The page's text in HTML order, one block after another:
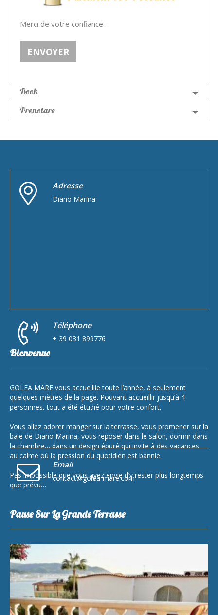
Merci de votre confiance .
ENVOYER
Book
Prenotare
Adresse
Diano Marina
Téléphone
+ 39 031 899776
Email
contact@golea-mare.com
Bienvenue
GOLEA MARE vous accueillie toute l’année, à seulement
quelques mètres de la page. Pouvant accueillir jusqu’à 4
personnes, tout a été étudié pour votre confort.
Vous allez adorer manger sur la terrasse, vous promener sur la
baie de Diano Marina, vous reposer dans le salon, dormir dans
la chambre… dans un design épuré qui invite à des vacances
au calme où la pression du quotidien est bannie.
Pas impossible que vous ayez envie d’y rester plus longtemps
que prévu…
Pause Sur La Grande Terrasse